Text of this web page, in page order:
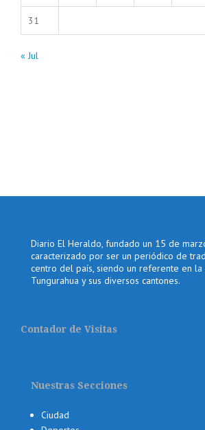
31
« Jul
Diario El Heraldo, fundado un 15 de
caracterizado por ser un periódico de
centro del país, siendo un referente en la
Tungurahua y sus diversos cantones.
Contador de Visitas
Nuestras Secciones
Ciudad